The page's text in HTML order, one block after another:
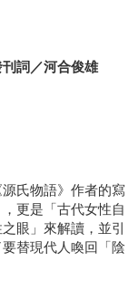
詞／河合俊雄
氏物語》作者的寫
更是「古代女性自
眼」來解讀，並引
替現代人喚回「陰